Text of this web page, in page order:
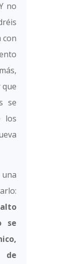
no
con
que
se
los
se